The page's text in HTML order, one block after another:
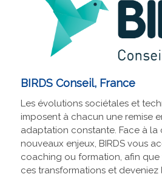
BIRDS Conseil, France
Les évolutions sociétales et
imposent à chacun une remise
adaptation constante. Face à la
nouveaux enjeux, BIRDS vous
coaching ou formation, afin
ces transformations et deveniez